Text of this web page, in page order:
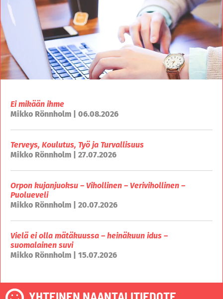
Ei mikään ihme
Mikko Rönnholm | 06.08.2026
Terveys, Koulutus, Työ ja Turvallisuus
Mikko Rönnholm | 27.07.2026
Orpon kujanjuoksu – Vihollinen – Verivihollinen –
Puolueveli
Mikko Rönnholm | 20.07.2026
Vielä ei olla mätäkuussa – heinäkuun idus –
suomalainen suvi
Mikko Rönnholm | 15.07.2026